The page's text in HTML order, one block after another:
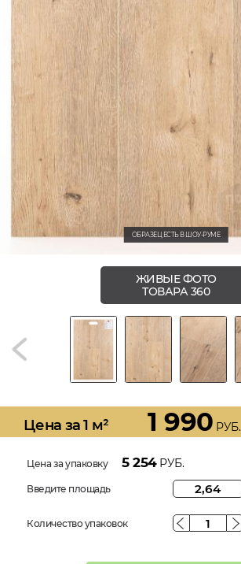
ОБРАЗЕЦ ЕСТЬ В ШОУ-РУМЕ
ЖИВЫЕ ФОТО
ТОВАРА 360
Цена за 1 м² 1 990 РУБ.
Цена за упаковку 5 254РУБ.
Введите площадь
Количество упаковок